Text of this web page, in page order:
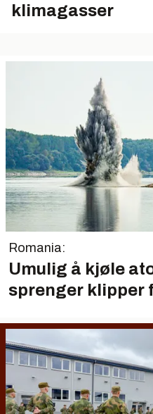
klimagasser
Romania:
Umulig å kjøle
sprenger klipper